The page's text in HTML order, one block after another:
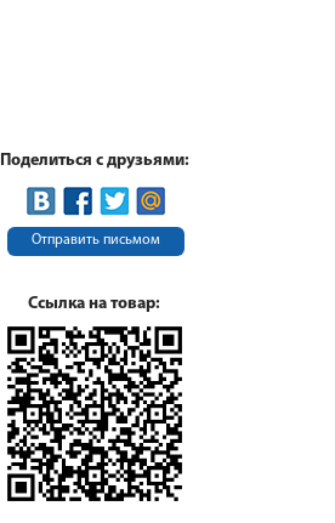
Поделиться с друзьями:
Отправить письмом
Ссылка на товар: